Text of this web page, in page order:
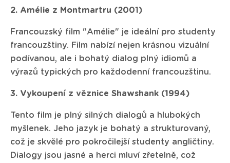
2. Amélie z Montmartru (2001)
Francouzský film "Amélie" je ideální pro studenty
francouzštiny. Film nabízí nejen krásnou vizuální
podívanou, ale i bohatý dialog plný idiomů a
výrazů typických pro každodenní francouzštinu.
3. Vykoupení z věznice Shawshank (1994)
Tento film je plný silných dialogů a hlubokých
myšlenek. Jeho jazyk je bohatý a strukturovaný,
což je skvělé pro pokročilejší studenty angličtiny.
Dialogy jsou jasné a herci mluví zřetelně, což